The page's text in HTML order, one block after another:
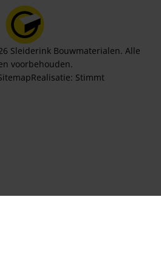
Sleiderink Bouwmaterialen. Alle
voorbehouden.
Realisatie: Stimmt